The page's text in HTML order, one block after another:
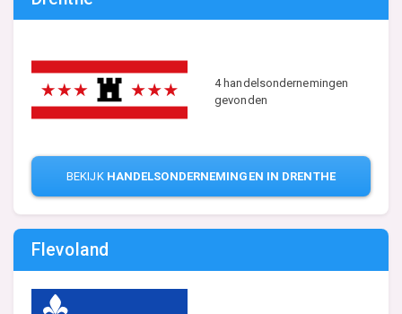
4 handelsondernemingen
gevonden
BEKIJK HANDELSONDERNEMINGEN IN DRENTHE
Flevoland